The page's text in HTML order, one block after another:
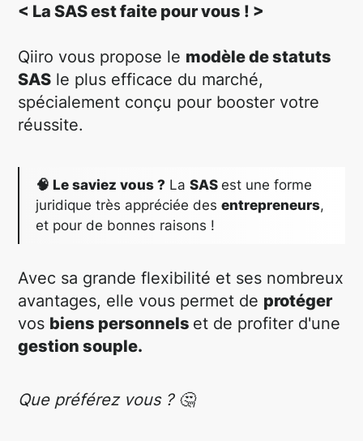
< La SAS est faite pour vous ! >
Qiiro vous propose le modèle de statuts
SAS le plus efficace du marché,
spécialement conçu pour booster votre
réussite.
🧠 Le saviez vous ? LaSAS est une forme
juridique très appréciée desentrepreneurs,
et pour de bonnes raisons !
Avec sa grande flexibilité et ses nombreux
avantages, elle vous permet de protéger
vos biens personnels et de profiter d'une
gestion souple.
Que préférez vous ? 🤔